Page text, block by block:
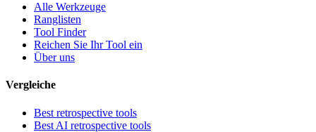
Alle Werkzeuge
Ranglisten
Tool Finder
Reichen Sie Ihr Tool ein
Über uns
Vergleiche
Best retrospective tools
Best AI retrospective tools